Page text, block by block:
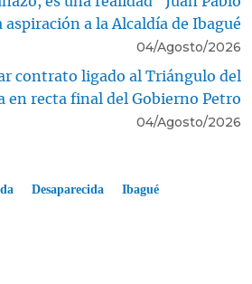
a la Alcaldía de Ibagué
04/Agosto/2026
contrato ligado al Triángulo del
en recta final del Gobierno Petro
04/Agosto/2026
Desaparecida Ibagué